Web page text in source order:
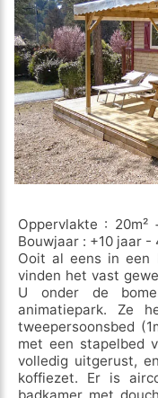
Oppervlakte :
Bouwjaar : +10 jaar -
Ooit al eens in een
vinden het vast
U onder de
animatiepark. Ze
tweepersoonsbed
met een stapelbed
volledig uitgerust,
koffiezet. Er is